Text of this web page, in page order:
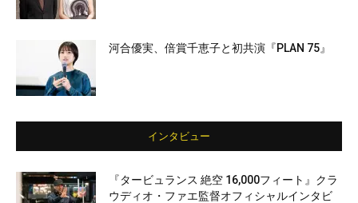
河合優実、倍賞千恵子と初共演『PLAN 75』
インタビュー
『タービュランス 絶空 16,000フィート』クラ
ウディオ・ファエ監督オフィシャルインタビ